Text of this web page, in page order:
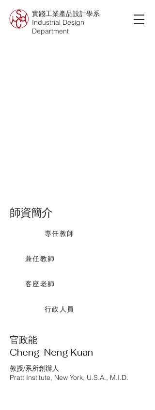
實踐工業產品設計學系
Industrial Design
Department
師資簡介
專任教師
兼任教師
客座老師
行政人員
官政能
Cheng-Neng Kuan
教授/系所創辦人
Pratt Institute, New York, U.S.A., M.I.D.